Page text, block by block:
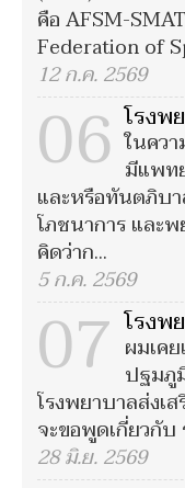
คือ AFSM-
Federation of
12 ก.ค. 2569
06 โรงพ
ในคว
มีแพท
และหรือทันตภิบ
โภชนาการ และ
คิดว่าก...
5 ก.ค. 2569
07 โรงพ
ผมเค
ปฐมภู
โรงพยาบาลส่งเ
จะขอพูดเกี่ยวกับ
28 มิ.ย. 2569